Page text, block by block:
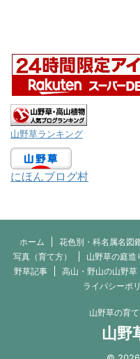
山野草ランキング
にほんブログ村
ホーム 花色別・科名属名図
写真（育て方）
山野草の庭造
野草記事
高山・野山の山野草
ライバシーポ
山野草の育
山野